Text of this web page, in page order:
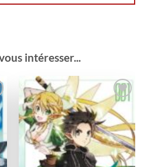
intéresser...
Ajouter
à la
wishlist